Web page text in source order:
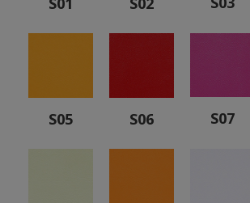
S05 S06 S07